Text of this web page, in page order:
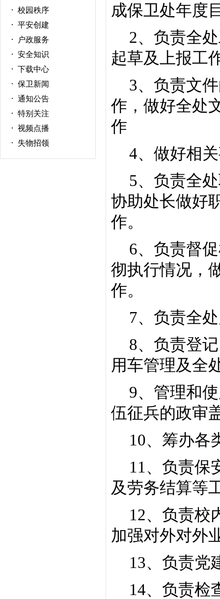
校园秩序
平安创建
户政服务
安全知识
下载中心
保卫新闻
通知公告
特别关注
视频点播
失物招领
成保卫处年度
2、负责全
起草及上报工
3、负责文
作，做好全处
作
4、做好相
5、负责全
协助处长做好
作。
6、负责督
彻执行情况，
作。
7、负责全
8、负责登
用车管理及全
9、管理和
伍征兵的政审
10、筹办各
11 、负责保
及劳务结算等
12、负责校
加强对外对外
13、负责党
14、负责检